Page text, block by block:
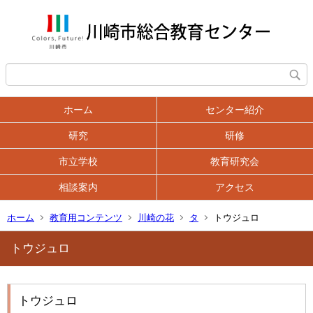
ホーム センター紹介
研究 研修
市立学校 教育研究会
相談案内 アクセス
ホーム 教育用コンテンツ 川崎の花 タ トウジュロ
トウジュロ
トウジュロ